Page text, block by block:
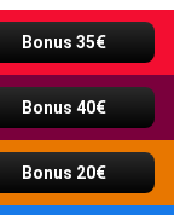
Bonus 35€
Bonus 40€
Bonus 20€